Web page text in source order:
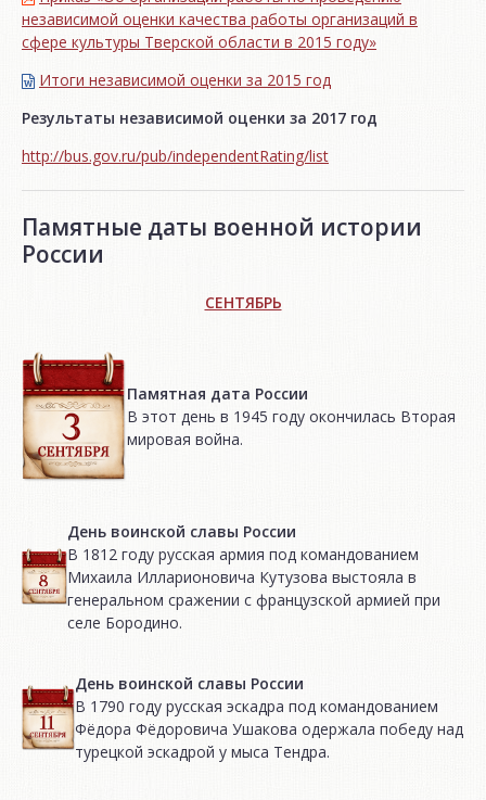
независимой оценки качества работы организаций в
сфере культуры Тверской области в 2015 году»
Итоги независимой oценки за 2015 год
Результаты независимой оценки за 2017 год
http://bus.gov.ru/pub/independentRating/list
Памятные даты военной истории
России
СЕНТЯБРЬ
Памятная дата России
В этот день в 1945 году окончилась Вторая
мировая война.
День воинской славы России
В 1812 году русская армия под командованием
Михаила Илларионовича Кутузова выстояла в
генеральном сражении с французской армией при
селе Бородино.
День воинской славы России
В 1790 году русская эскадра под командованием
Фёдора Фёдоровича Ушакова одержала победу над
турецкой эскадрой у мыса Тендра.